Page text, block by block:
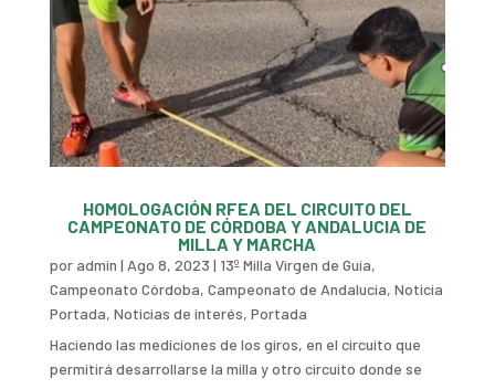
HOMOLOGACIÓN RFEA DEL CIRCUITO DEL
CAMPEONATO DE CÓRDOBA Y ANDALUCIA DE
MILLA Y MARCHA
poradmin | Ago 8, 2023 | 13º Milla Virgen de Guía,
Campeonato Córdoba, Campeonato de Andalucia, Noticia
Portada, Noticias de interés, Portada
Haciendo las mediciones de los giros, en el circuito que
permitirá desarrollarse la milla y otro circuito donde se